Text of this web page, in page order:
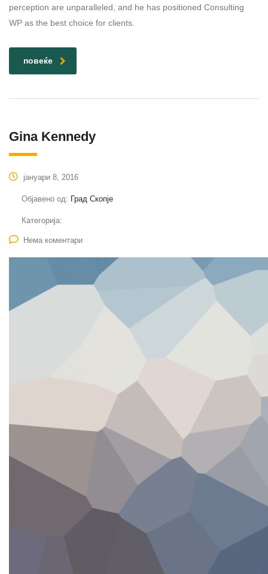
perception are unparalleled, and he has positioned Consulting
WP as the best choice for clients.
повеќе
Gina Kennedy
јануари 8, 2016
Објавено од: Град Скопје
Категорија:
Нема коментари